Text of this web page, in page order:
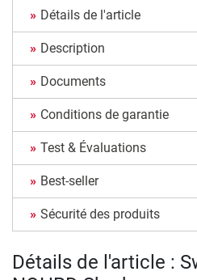
Détails de l'article
Description
Documents
Conditions de garantie
Test & Évaluations
Best-seller
Sécurité des produits
Détails de l'article :